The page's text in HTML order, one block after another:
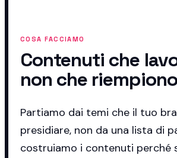
COSA FACCIAMO
Contenuti che
non che
Partiamo dai temi che il tuo
presidiare, non da una lista di
costruiamo i contenuti perché